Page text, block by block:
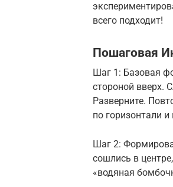
всего подходит!
Пошаговая
Шаг 1: Базовая
стороной вверх.
Разверните.
по горизонтали
Шаг 2:
сошлись в
«водяная